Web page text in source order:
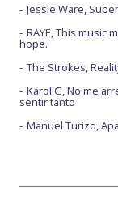
Jessie Ware,
RAYE, This music
hope.
The Strokes,
Karol G, No me
sentir tanto
Manuel Turizo,